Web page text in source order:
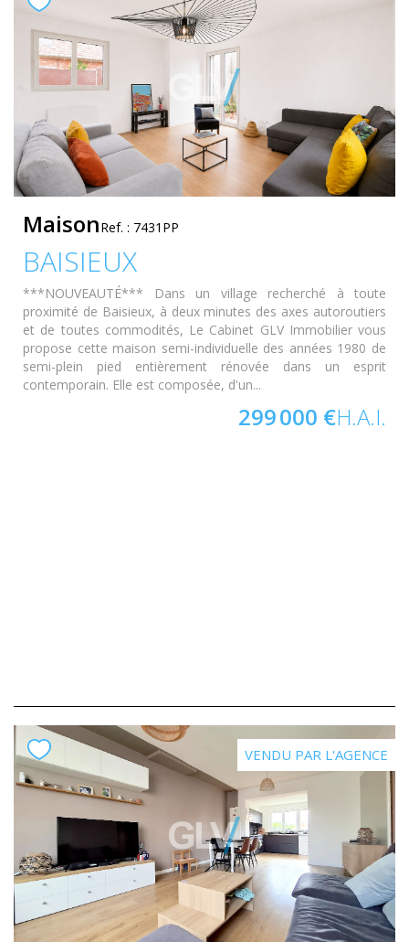
MaisonRef. : 7431PP
BAISIEUX
***NOUVEAUTÉ*** Dans un village recherché à toute
proximité de Baisieux, à deux minutes des axes autoroutiers
et de toutes commodités, Le Cabinet GLV Immobilier vous
propose cette maison semi-individuelle des années 1980 de
semi-plein pied entièrement rénovée dans un esprit
contemporain. Elle est composée, d'un...
299 000 €H.A.I.
VENDU PAR L'AGENCE